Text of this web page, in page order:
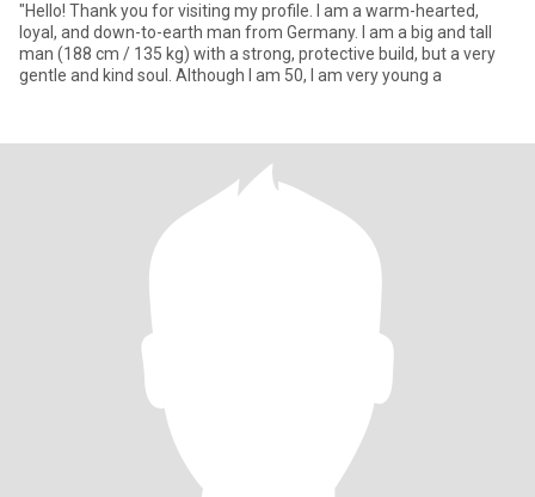
"Hello! Thank you for visiting my profile. I am a warm-hearted,
loyal, and down-to-earth man from Germany. I am a big and tall
man (188 cm / 135 kg) with a strong, protective build, but a very
gentle and kind soul. Although I am 50, I am very young a